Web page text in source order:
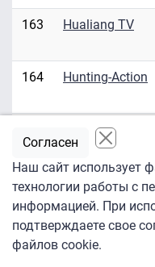
163 Hualiang TV
164 Hunting-Action
Hustler HD/3D
166 Hustler TV
167
ID Investigation
Discovery
Наш сайт использует
технологии работы с
информацией. При
подтверждаете свое
файлов cookie.
Согласен